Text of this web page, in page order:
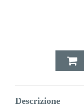
Descrizione